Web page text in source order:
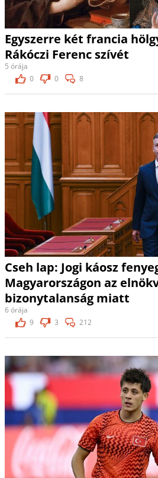
Egyszerre két francia
Rákóczi Ferenc szívét
5 órája
0
0 8
Cseh lap: Jogi káosz
Magyarországon az
bizonytalanság miatt
6 órája
9
3 212